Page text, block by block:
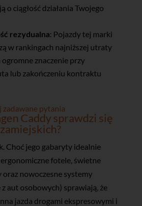
o ciągłość działania Twojego
rezydualna: Pojazdy tej marki
w rankingach najniższej utraty
znaczenie przy
lub zakończeniu kontraktu
zadawane pytania
Caddy sprawdzi się
Choć jego gabaryty idealnie
fotele, świetne
nowoczesne systemy
aut osobowych) sprawiają, że
jazda drogami ekspresowymi i